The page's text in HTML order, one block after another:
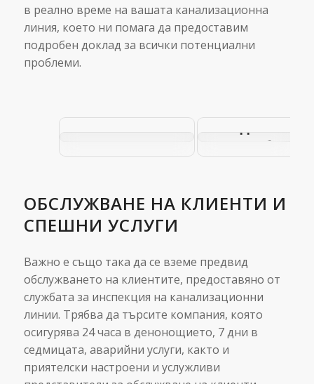
в реално време на вашата канализационна
линия, което ни помага да предоставим
подробен доклад за всички потенциални
проблеми.
безизкопният
тръби и
ОБСЛУЖВАНЕ НА КЛИЕНТИ И
СПЕШНИ УСЛУГИ
Важно е също така да се вземе предвид
обслужването на клиентите, предоставяно от
службата за инспекция на канализационни
линии. Трябва да търсите компания, която
осигурява 24 часа в денонощието, 7 дни в
седмицата, аварийни услуги, както и
приятелски настроени и услужливи